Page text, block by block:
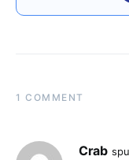
1 COMMENT
Crab